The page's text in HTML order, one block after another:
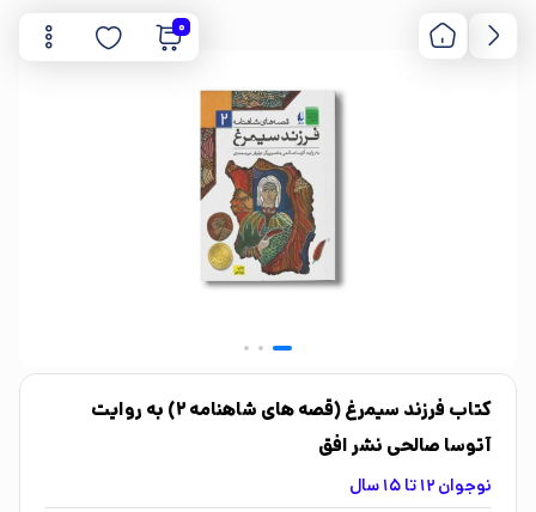
0
کتاب فرزند سیمرغ (قصه های شاهنامه 2) به روایت
آتوسا صالحی نشر افق
نوجوان 12 تا 15 سال